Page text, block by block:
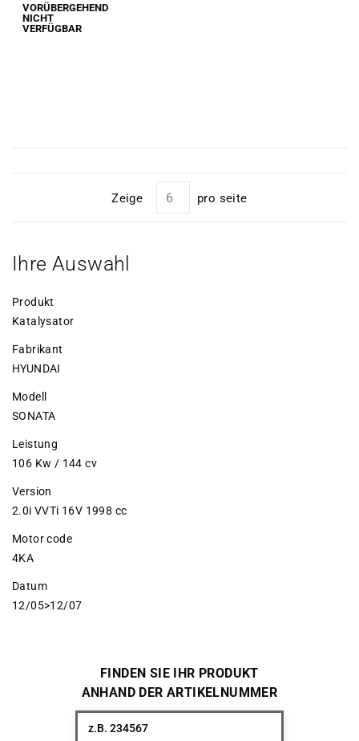
VORÜBERGEHEND
NICHT
VERFÜGBAR
Zeige pro seite
Ihre Auswahl
Produkt
Katalysator
Fabrikant
HYUNDAI
Modell
SONATA
Leistung
106 Kw / 144 cv
Version
2.0i VVTi 16V 1998 cc
Motor code
4KA
Datum
12/05>12/07
FINDEN SIE IHR PRODUKT
ANHAND DER ARTIKELNUMMER